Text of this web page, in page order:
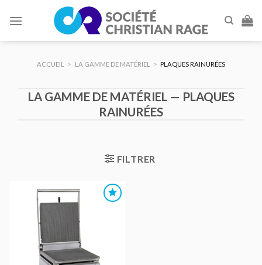
ACCUEIL > LA GAMME DE MATÉRIEL > PLAQUES RAINURÉES
LA GAMME DE MATÉRIEL — PLAQUES
RAINURÉES
FILTRER